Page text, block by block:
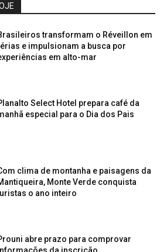
transformam o Réveillon em
e impulsionam a busca por
em alto-mar
Select Hotel prepara café da
especial para o Dia dos Pais
clima de montanha e paisagens da
Monte Verde conquista
o ano inteiro
abre prazo para comprovar